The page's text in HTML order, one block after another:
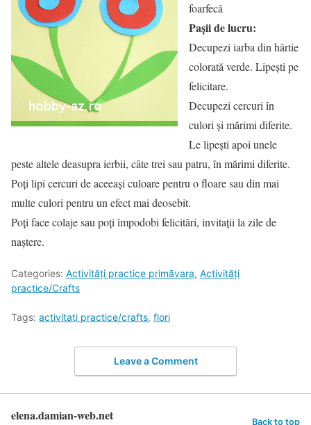
foarfecă
Pașii de lucru:
Decupezi iarba din hârtie
colorată verde. Lipești pe
felicitare.
Decupezi cercuri în
culori și mărimi diferite.
Le lipești apoi unele
peste altele deasupra ierbii, câte trei sau patru, în mărimi diferite.
Poți lipi cercuri de aceeași culoare pentru o floare sau din mai
multe culori pentru un efect mai deosebit.
Poți face colaje sau poți împodobi felicitări, invitații la zile de
naștere.
Categories: Activități practice primăvara, Activități
practice/Crafts
Tags: activitati practice/crafts, flori
Leave a Comment
elena.damian-web.net Back to top